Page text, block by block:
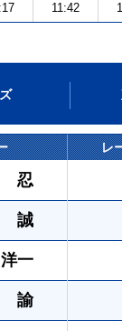
11:42
レ
忍
一